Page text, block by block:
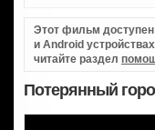
Этот фильм доступен
и Android
читайте раздел
Потерянный